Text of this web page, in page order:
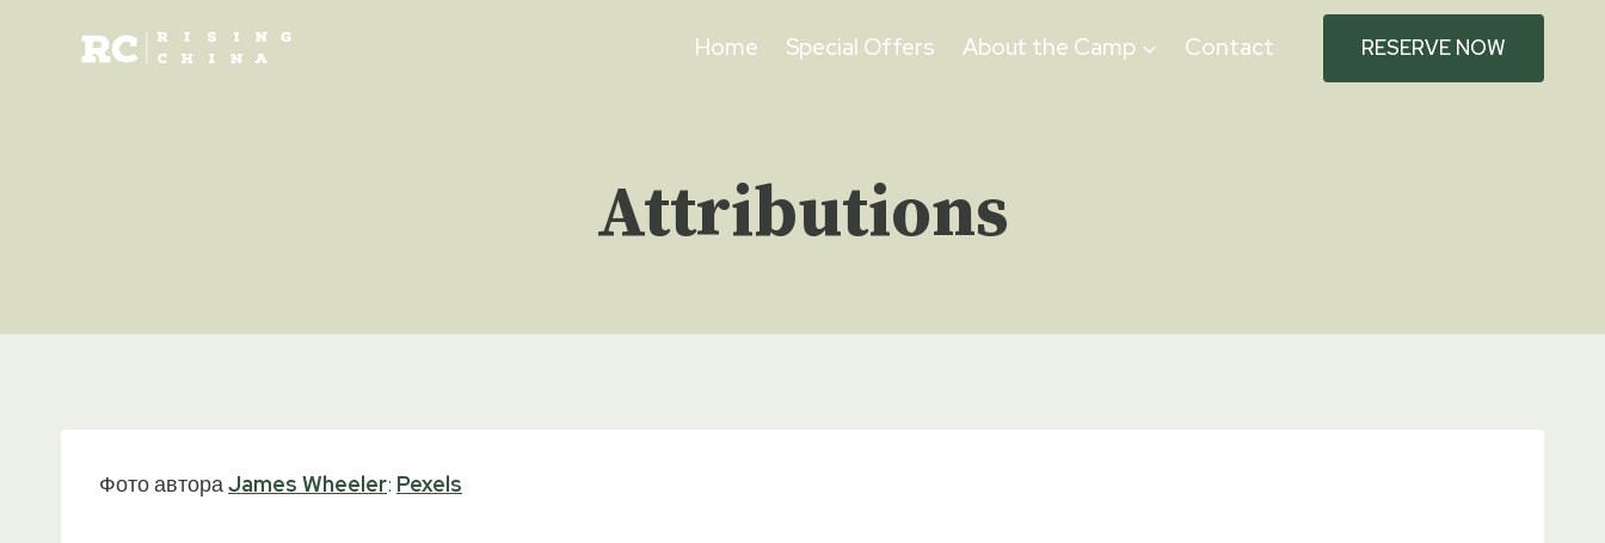
Home Special Offers About the Camp Contact RESERVE NOW
Attributions
Фото автораJames Wheeler: Pexels